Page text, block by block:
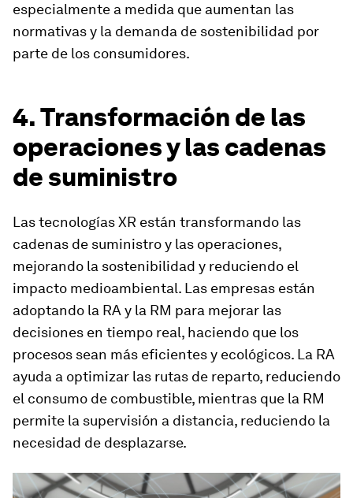
especialmente a medida que aumentan las
normativas y la demanda de sostenibilidad por
parte de los consumidores.
4. Transformación de las
operaciones y las cadenas
de suministro
Las tecnologías XR están transformando las
cadenas de suministro y las operaciones,
mejorando la sostenibilidad y reduciendo el
impacto medioambiental. Las empresas están
adoptando la RA y la RM para mejorar las
decisiones en tiempo real, haciendo que los
procesos sean más eficientes y ecológicos. La RA
ayuda a optimizar las rutas de reparto, reduciendo
el consumo de combustible, mientras que la RM
permite la supervisión a distancia, reduciendo la
necesidad de desplazarse.